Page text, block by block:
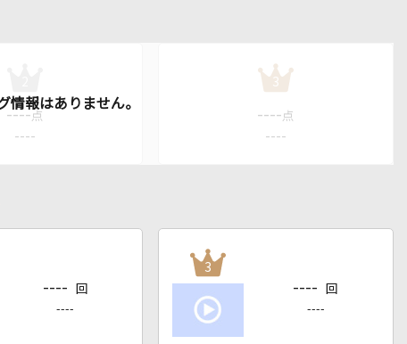
---- 点
----
3
---- 点
----
---- 回
----
3
---- 回
----